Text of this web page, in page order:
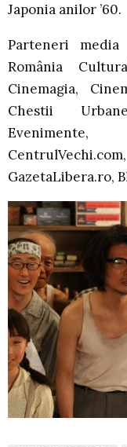
Japonia anilor ’60.
Parteneri media
România
Cinemagia,
Chestii
GazetaLibera.ro,